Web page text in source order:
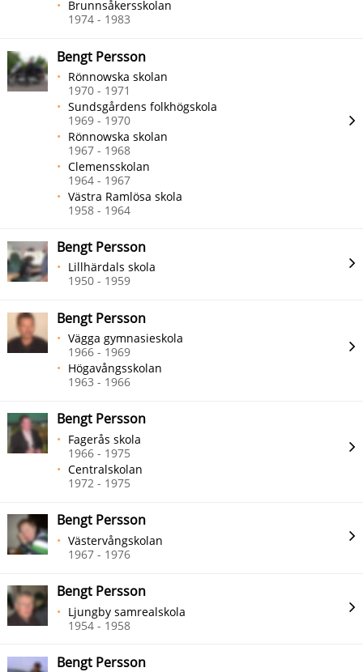
Brunnsåkersskolan
1974 - 1983
Bengt Persson
Rönnowska skolan
1970 - 1971
Sundsgårdens folkhögskola
1969 - 1970
Rönnowska skolan
1967 - 1968
Clemensskolan
1964 - 1967
Västra Ramlösa skola
1958 - 1964
Bengt Persson
Lillhärdals skola
1950 - 1959
Bengt Persson
Vägga gymnasieskola
1966 - 1969
Högavångsskolan
1963 - 1966
Bengt Persson
Fagerås skola
1966 - 1975
Centralskolan
1972 - 1975
Bengt Persson
Västervångskolan
1967 - 1976
Bengt Persson
Ljungby samrealskola
1954 - 1958
Bengt Persson